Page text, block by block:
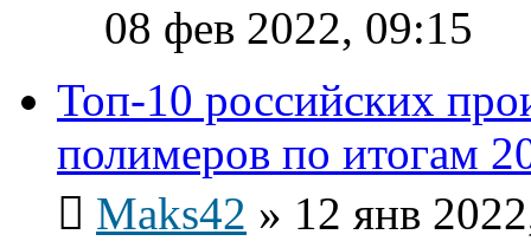
08 фев 2022, 09:15
Топ-10 российских
полимеров по итогам
Maks42 » 12 янв